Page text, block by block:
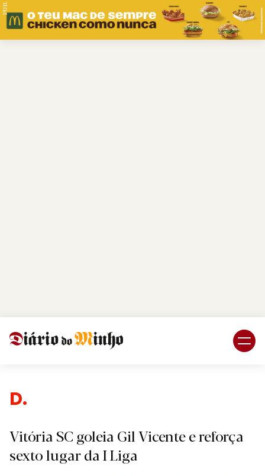
PUB.
Despor
Vitória SC goleia Gil Vicente e reforça
sexto lugar da I Liga